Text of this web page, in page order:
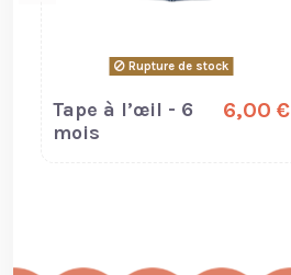
Rupture de stock
Tape à l’œil - 6
mois
6,00 €